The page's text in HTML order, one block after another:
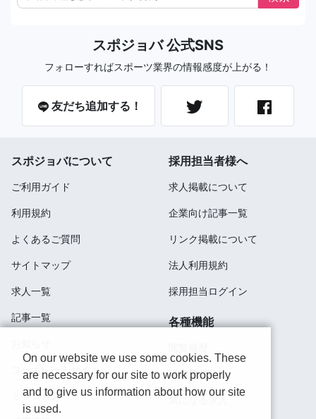
スポジョバ 公式SNS
フォローすればスポーツ業界の情報感度が上がる！
友だち追加する！
スポジョバについて
ご利用ガイド
利用規約
よくあるご質問
サイトマップ
求人一覧
記事一覧
コーポレートサイト
ミッション
採用担当者様へ
求人掲載について
企業向け記事一覧
リンク掲載について
法人利用規約
採用担当ログイン
各種機能
検索履歴
気になる求人
On our website we use some cookies. These
are necessary for our site to work properly
and to give us information about how our site
is used.